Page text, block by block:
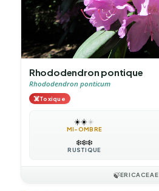
Rhododendron pontique
Rhododendron ponticum
☠️Toxique
☀️☀️☀️
MI-OMBRE
❄️❄️❄️
RUSTIQUE
🍃ERICACEAE